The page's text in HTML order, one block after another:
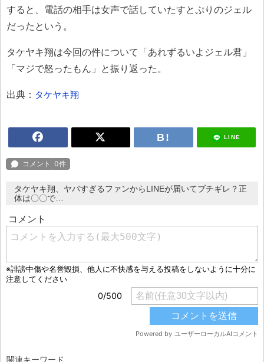
すると、電話の相手は女声で話していたすとぷりのジェル
だったという。
タケヤキ翔は今回の件について「あれずるいよジェル君」
「マジで怒ったもん」と振り返った。
出典： タケヤキ翔
LINE
タケヤキ翔、ヤバすぎるファンからLINEが届いてブチギレ？正
体は〇〇で…
関連キーワード